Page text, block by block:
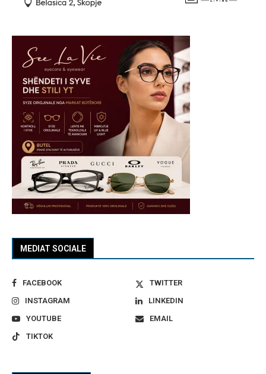
MEDIAT SOCIALE
FACEBOOK
TWITTER
INSTAGRAM
LINKEDIN
YOUTUBE
EMAIL
TIKTOK